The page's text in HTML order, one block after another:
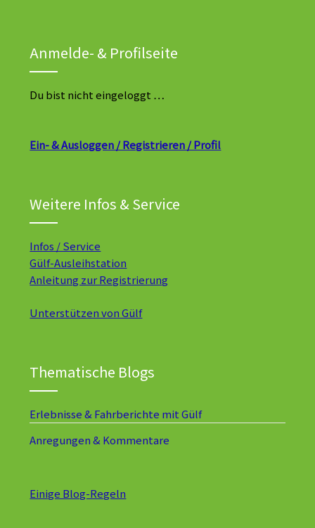
Anmelde- & Profilseite
Du bist nicht eingeloggt …
Ein- & Ausloggen / Registrieren / Profil
Weitere Infos & Service
Infos / Service
Gülf-Ausleihstation
Anleitung zur Registrierung
Unterstützen von Gülf
Thematische Blogs
Erlebnisse & Fahrberichte mit Gülf
Anregungen & Kommentare
Einige Blog-Regeln